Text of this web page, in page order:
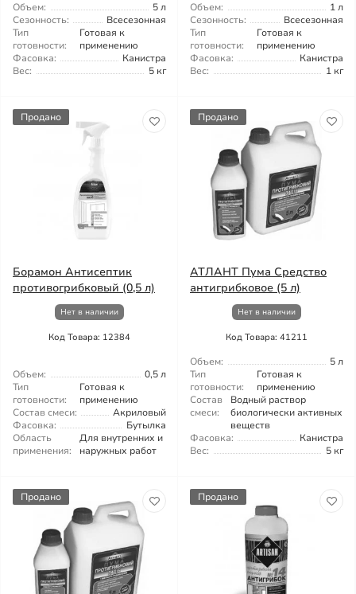
Объем:
5 л
Сезонность:
Всесезонная
Тип
готовности:
Готовая к
применению
Фасовка:
Канистра
Вес:
5 кг
Объем:
1 л
Сезонность:
Всесезонная
Тип
готовности:
Готовая к
применению
Фасовка:
Канистра
Вес:
1 кг
Продано
Борамон Антисептик
противогрибковый (0,5 л)
Нет в наличии
Код Товара: 12384
Объем:
0,5 л
Тип
готовности:
Готовая к
применению
Состав смеси:
Акриловый
Фасовка:
Бутылка
Область
применения:
Для внутренних и
наружных работ
Продано
АТЛАНТ Пума Средство
антигрибковое (5 л)
Нет в наличии
Код Товара: 41211
Объем:
5 л
Тип
готовности:
Готовая к
применению
Состав
смеси:
Водный раствор
биологически активных
веществ
Фасовка:
Канистра
Вес:
5 кг
Продано Продано